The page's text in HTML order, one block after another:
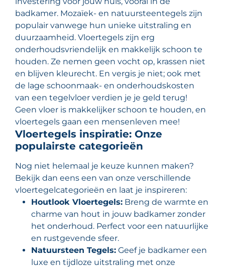
badkamer. Mozaïek- en natuursteentegels zijn
populair vanwege hun unieke uitstraling en
duurzaamheid. Vloertegels zijn erg
onderhoudsvriendelijk en makkelijk schoon te
houden. Ze nemen geen vocht op, krassen niet
en blijven kleurecht. En vergis je niet; ook met
de lage schoonmaak- en onderhoudskosten
van een tegelvloer verdien je je geld terug!
Geen vloer is makkelijker schoon te houden, en
vloertegels gaan een mensenleven mee!
Vloertegels inspiratie: Onze
populairste categorieën
Nog niet helemaal je keuze kunnen maken?
Bekijk dan eens een van onze verschillende
vloertegelcategorieën en laat je inspireren:
Houtlook Vloertegels: Breng de warmte en
charme van hout in jouw badkamer zonder
het onderhoud. Perfect voor een natuurlijke
en rustgevende sfeer.
Natuursteen Tegels: Geef je badkamer een
luxe en tijdloze uitstraling met onze